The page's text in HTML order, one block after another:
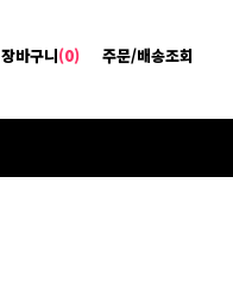
장바구니(0) 주문/배송조회